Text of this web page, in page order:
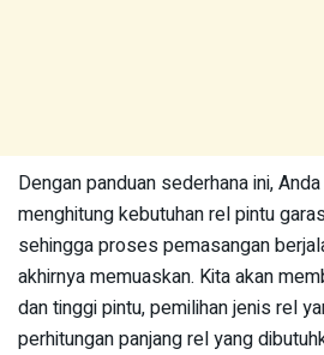
Dengan panduan sederhana ini,
menghitung kebutuhan rel pintu
sehingga proses pemasangan
akhirnya memuaskan. Kita akan
dan tinggi pintu, pemilihan jenis rel
perhitungan panjang rel yang